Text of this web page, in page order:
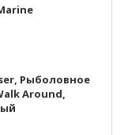
Рыболовное
Around,